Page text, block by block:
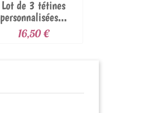
Lot de 3 tétines
personnalisées...
16,50 €